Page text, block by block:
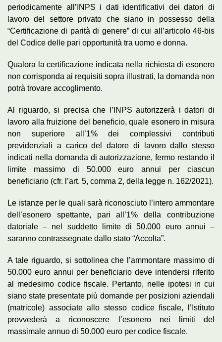
periodicamente all’INPS i dati identificativi dei datori di
lavoro del settore privato che siano in possesso della
“Certificazione di parità di genere” di cui all’articolo 46-bis
del Codice delle pari opportunità tra uomo e donna.
Qualora la certificazione indicata nella richiesta di esonero
non corrisponda ai requisiti sopra illustrati, la domanda non
potrà trovare accoglimento.
Al riguardo, si precisa che l’INPS autorizzerà i datori di
lavoro alla fruizione del beneficio, quale esonero in misura
non superiore all’1% dei complessivi contributi
previdenziali a carico del datore di lavoro dallo stesso
indicati nella domanda di autorizzazione, fermo restando il
limite massimo di 50.000 euro annui per ciascun
beneficiario (cfr. l’art. 5, comma 2, della legge n. 162/2021).
Le istanze per le quali sarà riconosciuto l’intero ammontare
dell’esonero spettante, pari all’1% della contribuzione
datoriale – nel suddetto limite di 50.000 euro annui –
saranno contrassegnate dallo stato “Accolta”.
A tale riguardo, si sottolinea che l’ammontare massimo di
50.000 euro annui per beneficiario deve intendersi riferito
al medesimo codice fiscale. Pertanto, nelle ipotesi in cui
siano state presentate più domande per posizioni aziendali
(matricole) associate allo stesso codice fiscale, l’Istituto
provvederà a riconoscere l’esonero nei limiti del
massimale annuo di 50.000 euro per codice fiscale.